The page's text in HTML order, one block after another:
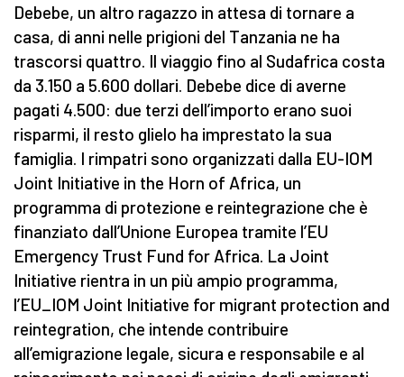
Debebe, un altro ragazzo in attesa di tornare a
casa, di anni nelle prigioni del Tanzania ne ha
trascorsi quattro. Il viaggio fino al Sudafrica costa
da 3.150 a 5.600 dollari. Debebe dice di averne
pagati 4.500: due terzi dell’importo erano suoi
risparmi, il resto glielo ha imprestato la sua
famiglia. I rimpatri sono organizzati dalla EU-IOM
Joint Initiative in the Horn of Africa, un
programma di protezione e reintegrazione che è
finanziato dall’Unione Europea tramite l’EU
Emergency Trust Fund for Africa. La Joint
Initiative rientra in un più ampio programma,
l’EU_IOM Joint Initiative for migrant protection and
reintegration, che intende contribuire
all’emigrazione legale, sicura e responsabile e al